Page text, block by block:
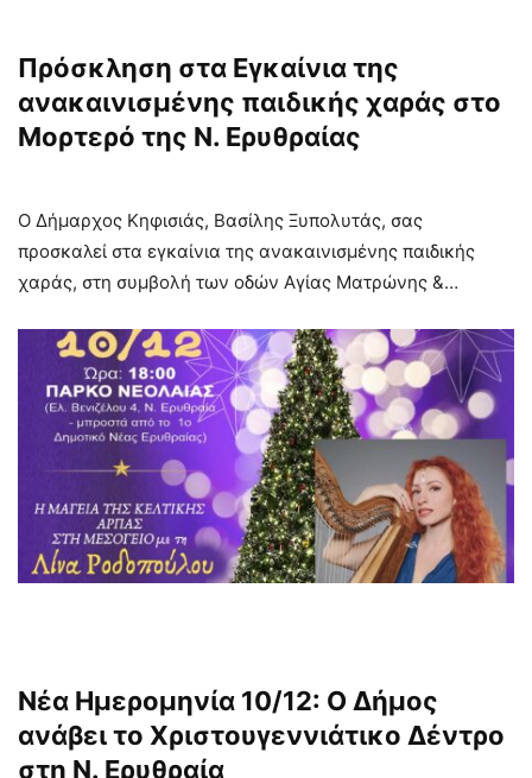
Πρόσκληση στα Εγκαίνια της
ανακαινισμένης παιδικής χαράς στο
Μορτερό της Ν. Ερυθραίας
Ο Δήμαρχος Κηφισιάς, Βασίλης Ξυπολυτάς, σας
προσκαλεί στα εγκαίνια της ανακαινισμένης παιδικής
χαράς, στη συμβολή των οδών Αγίας Ματρώνης &…
Νέα Ημερομηνία 10/12: Ο Δήμος
ανάβει το Χριστουγεννιάτικο Δέντρο
στη Ν. Ερυθραία